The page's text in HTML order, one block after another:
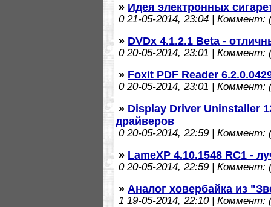
» Идея электронных
021-05-2014, 23:04 | Коммент:
» DVDx 4.1.2.1 Beta -
020-05-2014, 23:01 | Коммент:
» Foxit PDF Reader
020-05-2014, 23:01 | Коммент:
» Display Driver Uninstaller
драйверов
020-05-2014, 22:59 | Коммент:
» LameXP 4.10.1548 RC1 -
020-05-2014, 22:59 | Коммент:
» Аналог ховербайка из
1 19-05-2014, 22:10 | Коммент: